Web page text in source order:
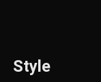
Style